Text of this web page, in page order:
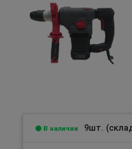
В наличии 9шт.